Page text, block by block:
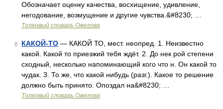
Обозначает оценку качества, восхищение, удивление,
негодование, возмущение и другие чувства.&#8230; …
Толковый словарь Ожегова
8 КАКОЙ-ТО — КАКОЙ ТО, мест. неопред. 1. Неизвестно
какой. Какой то приезжий тебя ждёт. 2. До нек рой степени
сходный, несколько напоминающий кого что н. Он какой то
чудак. 3. То же, что какой нибудь (разг.). Какое то решение
должно быть принято. Опоздал на&#8230; …
Толковый словарь Ожегова